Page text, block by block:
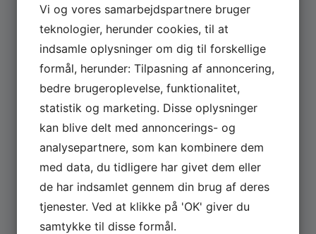
MASKINER
Se hele udvalget af Güde og Rotwerk maskiner
til professionelt brug.
GÅ TIL MASKINER ›
Vi og vores samarbejdspartnere bruger
teknologier, herunder cookies, til at
indsamle oplysninger om dig til forskellige
formål, herunder: Tilpasning af annoncering,
bedre brugeroplevelse, funktionalitet,
statistik og marketing. Disse oplysninger
kan blive delt med annoncerings- og
analysepartnere, som kan kombinere dem
med data, du tidligere har givet dem eller
de har indsamlet gennem din brug af deres
tjenester. Ved at klikke på 'OK' giver du
samtykke til disse formål.